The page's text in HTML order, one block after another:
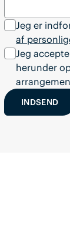
Jeg er
af
Jeg
herunder
INDSEND